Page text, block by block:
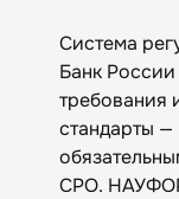
Система
Банк
требования
стандарты
СРО. НАУФОР